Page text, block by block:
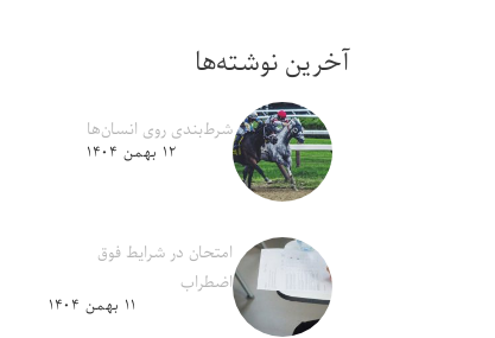
آخرین نوشته‌ها
شرط‌بندی روی انسان‌ها
۱۲ بهمن ۱۴۰۴
امتحان در شرایط فوق
اضطراب
۱۱ بهمن ۱۴۰۴